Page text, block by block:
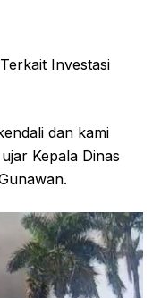
Investasi
dan kami
Kepala Dinas